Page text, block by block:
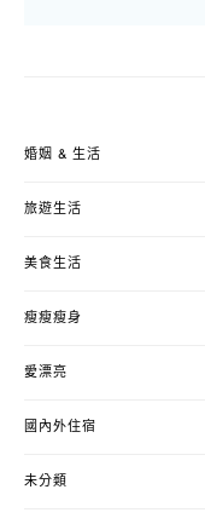
婚姻 & 生活
旅遊生活
美食生活
瘦瘦瘦身
愛漂亮
國內外住宿
未分類